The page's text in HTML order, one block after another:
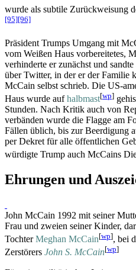
wurde als subtile Zurückweisung
[95][96]
Präsident Trumps Umgang mit
vom Weißen Haus vorbereitetes,
verhinderte er zunächst und
über Twitter, in der er der Familie
McCain selbst schrieb. Die US-
Haus wurde aufhalbmast[wp]
Stunden. Nach Kritik auch von
verbänden wurde die Flagge am
Fällen üblich, bis zur Beerdigung
per Dekret für alle öffentlichen
würdigte Trump auch McCains
Ehrungen und
John McCain 1992 mit seiner
Frau und zweien seiner Kinder,
TochterMeghan McCain[wp], bei
Zerstörers John S. McCain[wp]